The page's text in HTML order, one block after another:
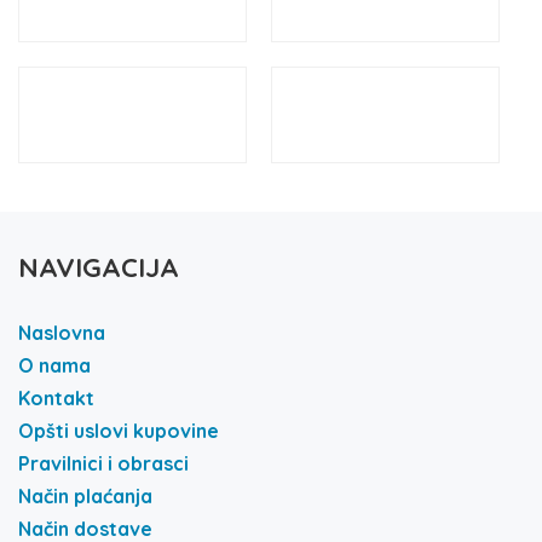
NAVIGACIJA
Naslovna
O nama
Kontakt
Opšti uslovi kupovine
Pravilnici i obrasci
Način plaćanja
Način dostave